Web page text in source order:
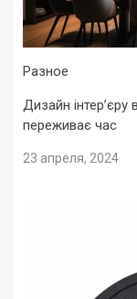
Разное
Дизайн
переживає час
23 апреля, 2024